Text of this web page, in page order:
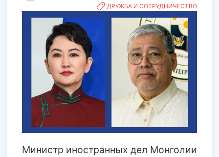
ДРУЖБА И СОТРУДНИЧЕСТВО
Министр иностранных дел Монголии